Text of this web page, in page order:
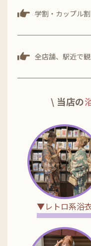
学割・カップル
全店舗、駅近で
\ 当店の
▼レトロ系浴